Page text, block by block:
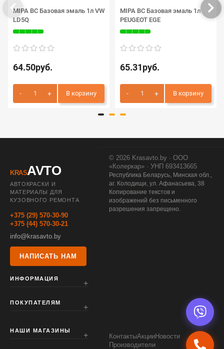
MIPA BC Базовая эмаль 1л VW
LD5Q
64.50руб.
В корзину
MIPA BC Базовая эмаль 1л
PEUGEOT EGE
65.31руб.
В корзину
KRASAVTO
АВТОКРАСКИ И
МАТЕРИАЛЫ ДЛЯ
КУЗОВНОГО РЕМОНТА
+375 (29) 570-30-90
+375 (44) 570-30-21
info@krasavto.by
НАПИСАТЬ НАМ
ИНФОРМАЦИЯ
ПОКУПАТЕЛЯМ
НАШИ МАГАЗИНЫ
© 2026 Krasavto.by · ООО
«Колеркар» · УНП 693413665
Республика Беларусь, Минская обл.,
аг. Колодищи, ул. Афанасьева, 38
Копирование текстов и
изображений без письменного
разрешения запрещено.
КонтактыАкцииНовости
Производители